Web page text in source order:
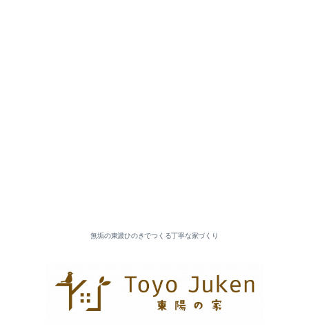
無垢の東濃ひのきでつくる丁寧な家づくり